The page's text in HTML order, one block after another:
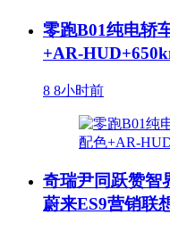
零跑B01纯电轿
+AR-
8 8小时前
奇瑞尹同跃赞智
蔚来ES9营销联